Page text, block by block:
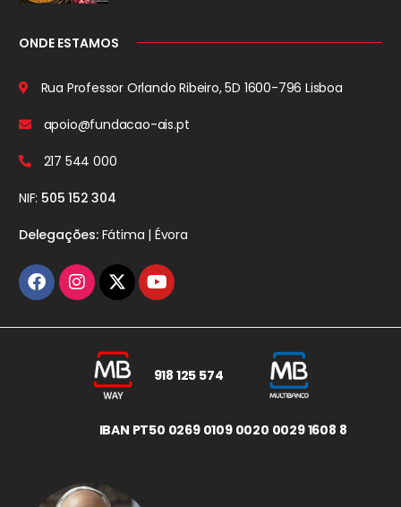
ONDE ESTAMOS
Rua Professor Orlando Ribeiro, 5D 1600-796 Lisboa
apoio@fundacao-ais.pt
217 544 000
NIF: 505 152 304
Delegações:Fátima | Évora
918 125 574
IBAN PT50 0269 0109 0020 0029 1608 8